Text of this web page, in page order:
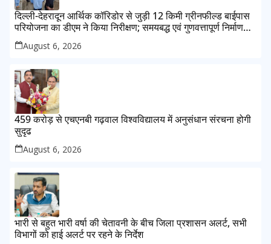
दिल्ली-देहरादून आर्थिक कॉरिडोर से जुड़ी 12 किमी ग्रीनफील्ड बाईपास
परियोजना का डीएम ने किया निरीक्षण; समयबद्ध एवं गुणवत्तापूर्ण निर्माण
सुनिश्चित करने के निर्देश, सुरक्षा मानकों से कोई समझौता नहींः डीएम
August 6, 2026
459 करोड़ से एचएनबी गढ़वाल विश्वविद्यालय में अनुसंधान संरचना होगी
सुदृढ
August 6, 2026
भारी से बहुत भारी वर्षा की चेतावनी के बीच जिला प्रशासन अलर्ट, सभी
विभागों को हाई अलर्ट पर रहने के निर्देश